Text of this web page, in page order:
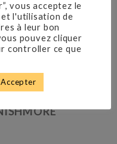
vous acceptez le
l'utilisation de
à leur bon
pouvez cliquer
controller ce que